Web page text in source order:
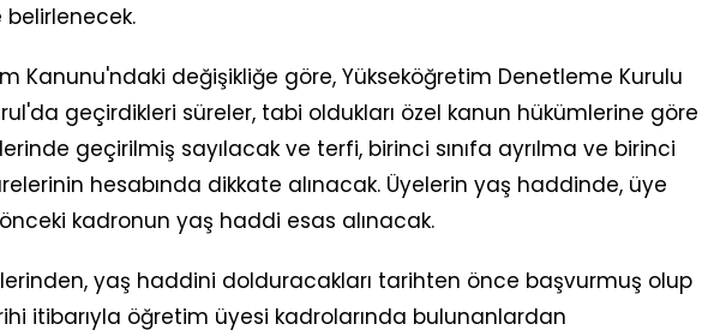
Kanunu'ndaki değişikliğe göre, Yükseköğretim Denetleme Kurulu
geçirdikleri süreler, tabi oldukları özel kanun hükümlerine göre
geçirilmiş sayılacak ve terfi, birinci sınıfa ayrılma ve birinci
hesabında dikkate alınacak. Üyelerin yaş haddinde, üye
kadronun yaş haddi esas alınacak.
yaş haddini dolduracakları tarihten önce başvurmuş olup
itibarıyla öğretim üyesi kadrolarında bulunanlardan